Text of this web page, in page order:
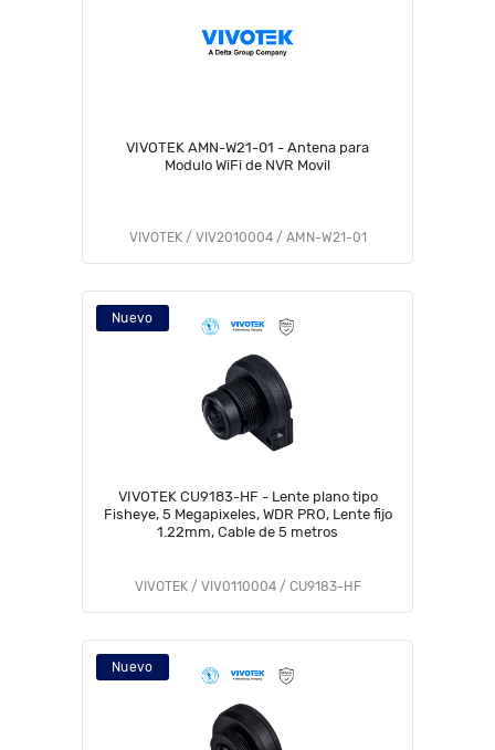
VIVOTEK AMN-W21-01 - Antena para
Modulo WiFi de NVR Movil
VIVOTEK / VIV2010004 / AMN-W21-01
Nuevo
VIVOTEK CU9183-HF - Lente plano tipo
Fisheye, 5 Megapixeles, WDR PRO, Lente fijo
1.22mm, Cable de 5 metros
VIVOTEK / VIV0110004 / CU9183-HF
Nuevo